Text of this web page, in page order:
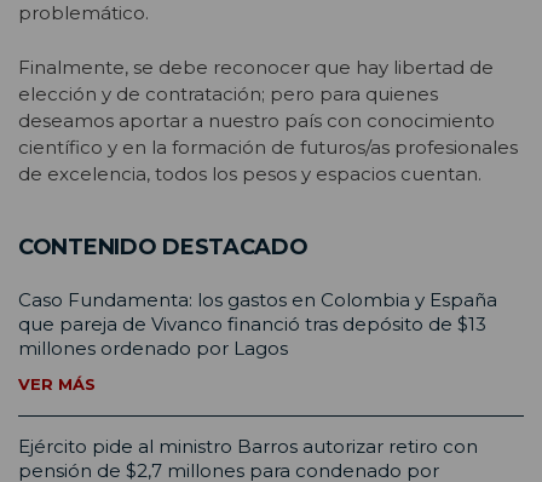
problemático.
Finalmente, se debe reconocer que hay libertad de
elección y de contratación; pero para quienes
deseamos aportar a nuestro país con conocimiento
científico y en la formación de futuros/as profesionales
de excelencia, todos los pesos y espacios cuentan.
CONTENIDO DESTACADO
Caso Fundamenta: los gastos en Colombia y España
que pareja de Vivanco financió tras depósito de $13
millones ordenado por Lagos
VER MÁS
Ejército pide al ministro Barros autorizar retiro con
pensión de $2,7 millones para condenado por